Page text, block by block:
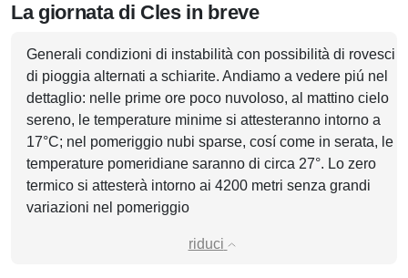
La giornata di Cles in breve
Generali condizioni di instabilità con possibilità di rovesci
di pioggia alternati a schiarite. Andiamo a vedere piú nel
dettaglio: nelle prime ore poco nuvoloso, al mattino cielo
sereno, le temperature minime si attesteranno intorno a
17°C; nel pomeriggio nubi sparse, cosí come in serata, le
temperature pomeridiane saranno di circa 27°. Lo zero
termico si attesterà intorno ai 4200 metri senza grandi
variazioni nel pomeriggio
riduci